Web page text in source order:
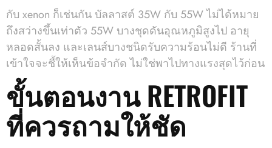
กับ xenon ก็เช่นกัน บัลลาสต์ 35W กับ 55W ไม่ได้หมาย
ถึงสว่างขึ้นเท่าตัว 55W บางชุดดันอุณหภูมิสูงไป อายุ
หลอดสั้นลง และเลนส์บางชนิดรับความร้อนไม่ดี ร้านที่
เข้าใจจะชี้ให้เห็นข้อจำกัด ไม่ใช่พาไปทางแรงสุดไว้ก่อน
ขั้นตอนงาน RETROFIT
ที่ควรถามให้ชัด